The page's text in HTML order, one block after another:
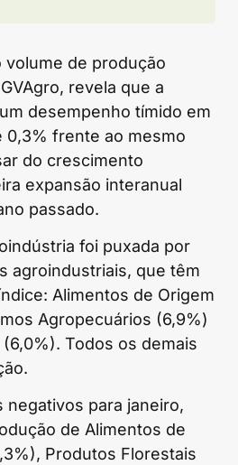
volume de produção
revela que a
desempenho tímido em
0,3% frente ao mesmo
do crescimento
expansão interanual
passado.
foi puxada por
agroindustriais, que têm
Alimentos de Origem
Agropecuários (6,9%)
Todos os demais
negativos para janeiro,
de Alimentos de
Produtos Florestais